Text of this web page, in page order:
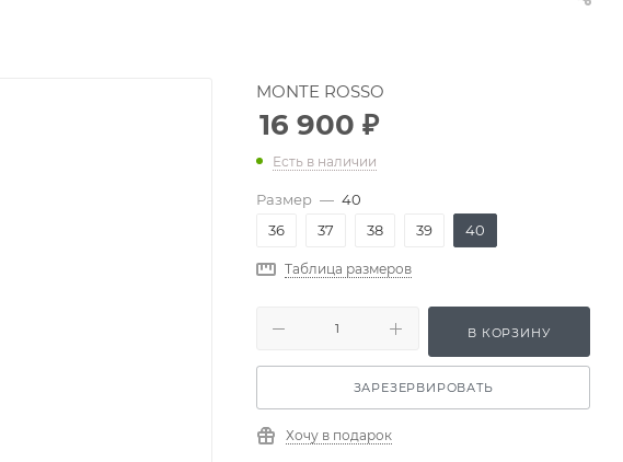
MONTE ROSSO
16 900 ₽
Есть в наличии
Размер — 40
36
37 38 39 40
Таблица размеров
В КОРЗИНУ
ЗАРЕЗЕРВИРОВАТЬ
Хочу в подарок